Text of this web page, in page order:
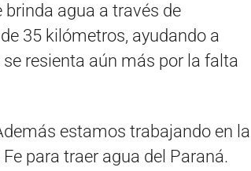
agua a través de
35 kilómetros, ayudando a
resienta aún más por la falta
estamos trabajando en la
para traer agua del Paraná.